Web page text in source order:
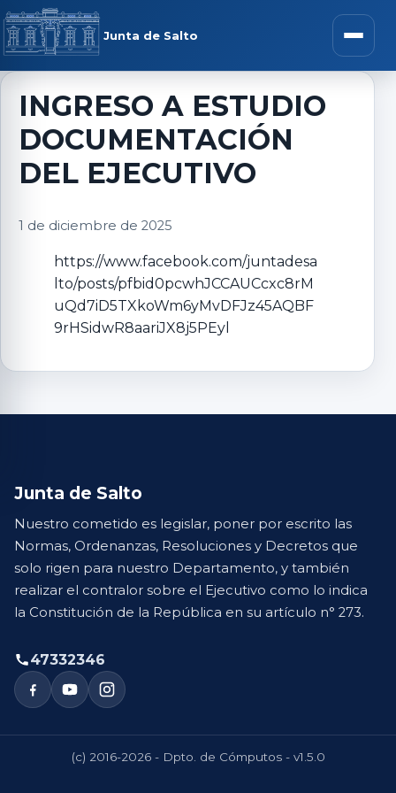
Saltar al contenido
Junta de Salto Abrir
menú
INGRESO A ESTUDIO
DOCUMENTACIÓN
DEL EJECUTIVO
1 de diciembre de 2025
https://www.facebook.com/juntadesa
lto/posts/pfbid0pcwhJCCAUCcxc8rM
uQd7iD5TXkoWm6yMvDFJz45AQBF
9rHSidwR8aariJX8j5PEyl
Junta de Salto
Nuestro cometido es legislar, poner por escrito las
Normas, Ordenanzas, Resoluciones y Decretos que
solo rigen para nuestro Departamento, y también
realizar el contralor sobre el Ejecutivo como lo indica
la Constitución de la República en su artículo n° 273.
47332346
(c) 2016-2026 - Dpto. de Cómputos - v1.5.0